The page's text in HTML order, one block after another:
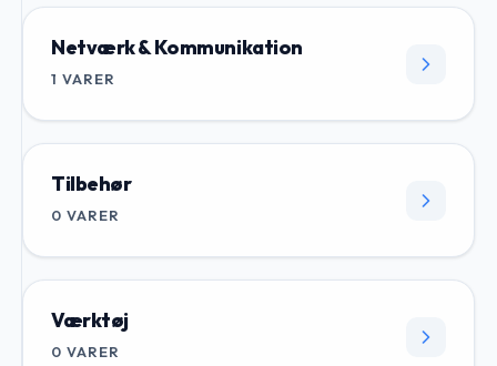
Netværk & Kommunikation
1 VARER
Tilbehør
0 VARER
Værktøj
0 VARER